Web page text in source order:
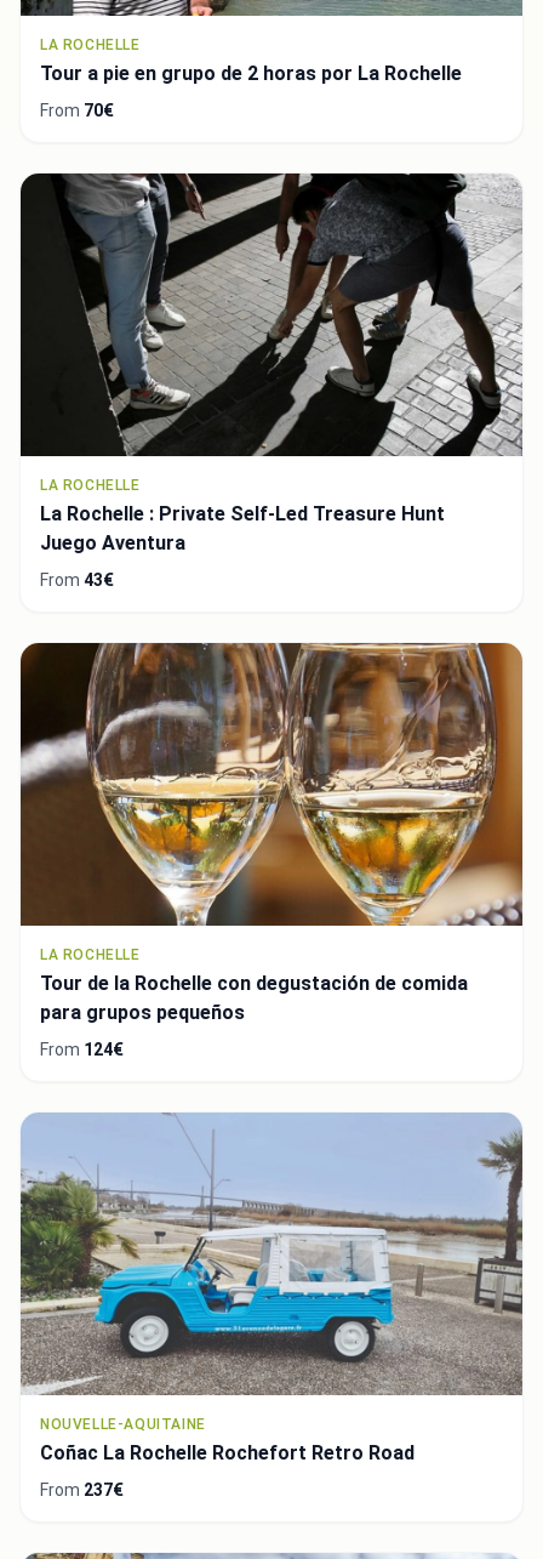
LA ROCHELLE
Tour a pie en grupo de 2 horas por La Rochelle
From 70€
LA ROCHELLE
La Rochelle : Private Self-Led Treasure Hunt
Juego Aventura
From 43€
LA ROCHELLE
Tour de la Rochelle con degustación de comida
para grupos pequeños
From 124€
NOUVELLE-AQUITAINE
Coñac La Rochelle Rochefort Retro Road
From 237€